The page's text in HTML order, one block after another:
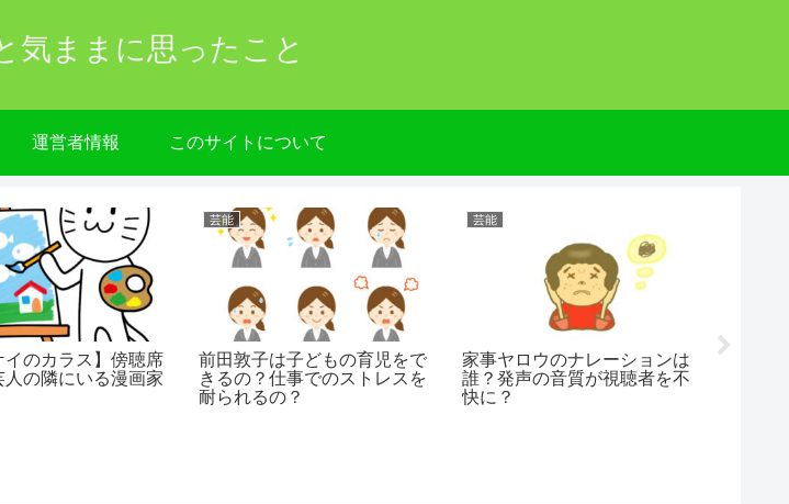
気ままに思ったこと
運営者情報 このサイトについて
イのカラス】傍聴席
人の隣にいる漫画家
芸能
前田敦子は子どもの育児をで
きるの？仕事でのストレスを
耐られるの？
芸能
家事ヤロウのナレーションは
誰？発声の音質が視聴者を不
快に？